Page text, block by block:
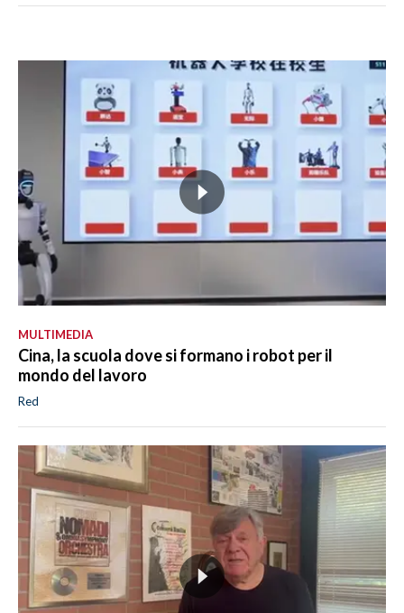
MULTIMEDIA
Cina, la scuola dove si formano i robot per il
mondo del lavoro
Red